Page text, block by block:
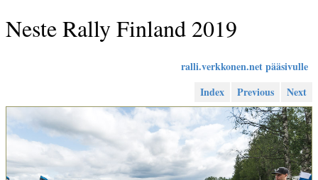
Neste Rally Finland 2019
ralli.verkkonen.net pääsivulle
Index
Previous Next